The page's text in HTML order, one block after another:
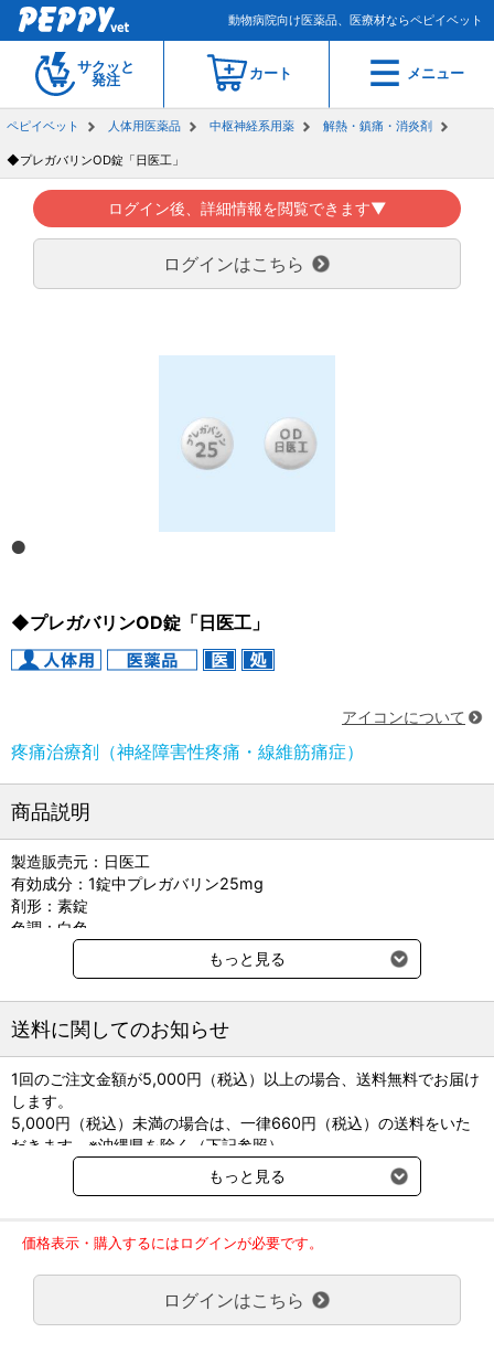
動物病院向け医薬品、医療材ならペピイベット
サクッと
発注
カート メニュー
ペピイベット 人体用医薬品 中枢神経系用薬 解熱・鎮痛・消炎剤
◆プレガバリンOD錠「日医工」
ログイン後、詳細情報を閲覧できます▼
ログインはこちら
◆プレガバリンOD錠「日医工」
アイコンについて
疼痛治療剤（神経障害性疼痛・線維筋痛症）
商品説明
製造販売元：日医工
有効成分：1錠中プレガバリン25mg
剤形：素錠
色調：白色
外形：直径（mm） 6.1 、厚さ（mm） 2.8 、質量（mg） 80
貯法：室温保存
もっと見る
送料に関してのお知らせ
1回のご注文金額が5,000円（税込）以上の場合、送料無料でお届け
します。
5,000円（税込）未満の場合は、一律660円（税込）の送料をいた
だきます。※沖縄県を除く（下記参照）
※2017年11月14日（火）より沖縄県へのお届けにつきましては、1
回のご注文金額（税込）が、30,000円以上で配送無料となります。
ご了承のほどよろしくお願い致します。
弊社都合でお届けが２回以上に分かれる場合の送料負担は、１回分
のみで新たな送料は発生しません。
大型商品送料が必要な商品をご注文の場合は、大型商品送料のみご
負担頂きます。
もっと見る
価格表示・購入するにはログインが必要です。
ログインはこちら